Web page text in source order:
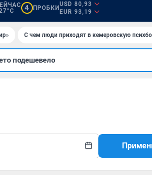
4 ПРОБКИ
USD 80,93
EUR 93,19
С чем люди приходят в кемеровскую
подешевело